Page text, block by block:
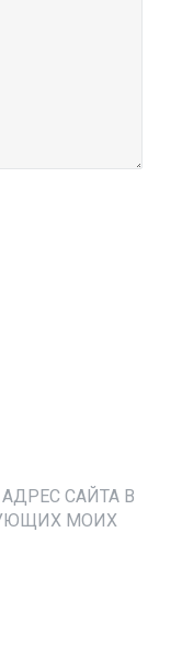
САЙТА В
МОИХ